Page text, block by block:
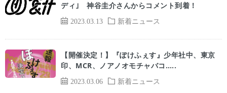
2023.03.13 新着ニュース
ディ｣ 神谷圭介さんからコメント到着！
2023.03.06 新着ニュース
【開催決定！】『ぽけふぇす』少年社中、東京
印、MCR、ノアノオモチャバコ…..